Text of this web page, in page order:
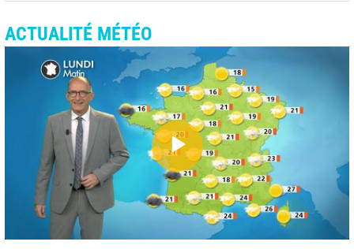
ACTUALITÉ MÉTÉO